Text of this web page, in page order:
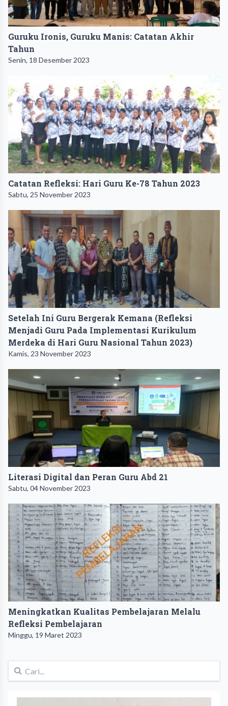
Guruku Ironis, Guruku Manis: Catatan Akhir
Tahun
Senin, 18 Desember 2023
Catatan Refleksi: Hari Guru Ke-78 Tahun 2023
Sabtu, 25 November 2023
Setelah Ini Guru Bergerak Kemana (Refleksi
Menjadi Guru Pada Implementasi Kurikulum
Merdeka di Hari Guru Nasional Tahun 2023)
Kamis, 23 November 2023
Literasi Digital dan Peran Guru Abd 21
Sabtu, 04 November 2023
Meningkatkan Kualitas Pembelajaran Melalu
Refleksi Pembelajaran
Minggu, 19 Maret 2023